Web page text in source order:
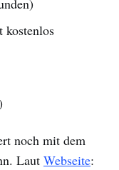
noch mit dem
Laut Webseite: